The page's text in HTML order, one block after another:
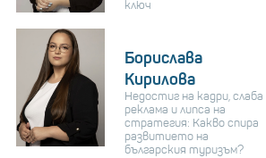
ключ
Борислава
Кирилова
Недостиг на кадри, слаба
реклама и липса на
стратегия: Какво спира
развитието на
българския туризъм?